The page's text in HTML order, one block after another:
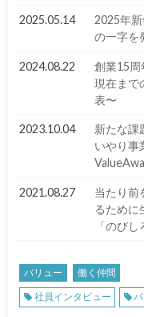
2025.05.14
2025年
の一字を
2024.08.22
創業15周
現在まで
表〜
2023.10.04
新たな課
いやり事
2021.08.27
当たり前
るために
「のび
バリュー
働く仲間
社員インタビュー